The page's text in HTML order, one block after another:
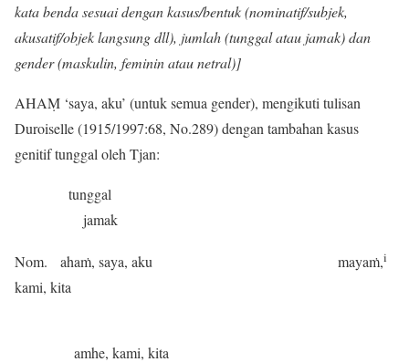
kata benda sesuai dengan kasus/bentuk (nominatif/subjek,
akusatif/objek langsung dll), jumlah (tunggal atau jamak) dan
gender (maskulin, feminin atau netral)]
AHAṂ ‘saya, aku’ (untuk semua gender), mengikuti tulisan
Duroiselle (1915/1997:68, No.289) dengan tambahan kasus
genitif tunggal oleh Tjan:
tunggal
jamak
Nom. ahaṁ, saya, aku mayaṁ,i
kami, kita
amhe, kami, kita